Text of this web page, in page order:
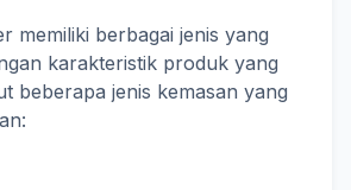
memiliki berbagai jenis yang
karakteristik produk yang
beberapa jenis kemasan yang